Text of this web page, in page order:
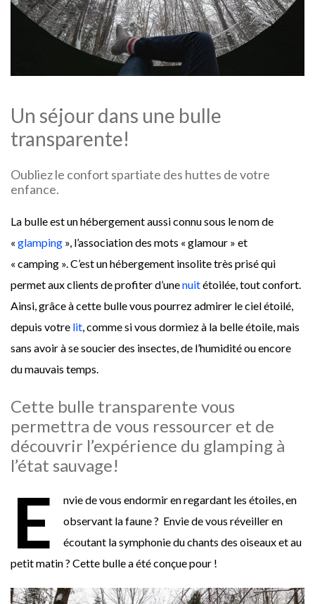
Un séjour dans une bulle
transparente!
Oubliez le confort spartiate des huttes de votre
enfance.
La bulle est un hébergement aussi connu sous le nom de
« glamping », l’association des mots « glamour » et
« camping ». C’est un hébergement insolite très prisé qui
permet aux clients de profiter d’unenuitétoilée, tout confort.
Ainsi, grâce à cette bulle vous pourrez admirer le ciel étoilé,
depuis votre lit, comme si vous dormiez à la belle étoile, mais
sans avoir à se soucier des insectes, de l’humidité ou encore
du mauvais temps.
Cette bulle transparente vous
permettra de vous ressourcer et de
découvrir l’expérience du glamping à
l’état sauvage!
E
nvie de vous endormir en regardant les étoiles, en
observant la faune ? Envie de vous réveiller en
écoutant la symphonie du chants des oiseaux et au
petit matin ? Cette bulle a été conçue pour !